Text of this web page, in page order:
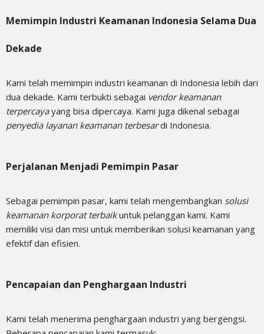
Memimpin Industri Keamanan Indonesia Selama Dua
Dekade
Kami telah memimpin industri keamanan di Indonesia lebih dari
dua dekade. Kami terbukti sebagai vendor keamanan
terpercayayang bisa dipercaya. Kami juga dikenal sebagai
penyedia layanan keamanan terbesardi Indonesia.
Perjalanan Menjadi Pemimpin Pasar
Sebagai pemimpin pasar, kami telah mengembangkan solusi
keamanan korporat terbaikuntuk pelanggan kami. Kami
memiliki visi dan misi untuk memberikan solusi keamanan yang
efektif dan efisien.
Pencapaian dan Penghargaan Industri
Kami telah menerima penghargaan industri yang bergengsi.